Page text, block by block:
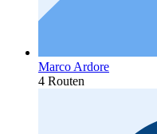
Marco Ardore
4 Routen